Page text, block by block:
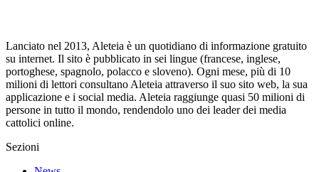
Lanciato nel 2013, Aleteia è un quotidiano di informazione gratuito
su internet. Il sito è pubblicato in sei lingue (francese, inglese,
portoghese, spagnolo, polacco e sloveno). Ogni mese, più di 10
milioni di lettori consultano Aleteia attraverso il suo sito web, la sua
applicazione e i social media. Aleteia raggiunge quasi 50 milioni di
persone in tutto il mondo, rendendolo uno dei leader dei media
cattolici online.
Sezioni